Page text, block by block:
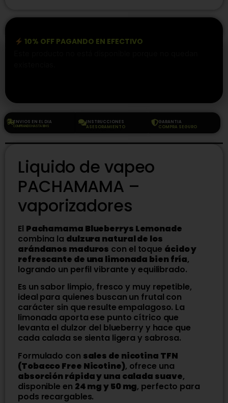
10% OFF PAGANDO EN EFECTIVO
ENVIOS EN EL DIA
COMPRANDO HASTA 18HS
INSTRUCCIONES
ASESORAMIENTO
GARANTIA
COMPRA SEGURO
Liquido de vapeo
PACHAMAMA –
vaporizadores
El Pachamama Blueberrys Lemonade
combina la dulzura natural de los
arándanos maduros con el toque ácido y
refrescante de una limonada bien fría,
logrando un perfil vibrante y equilibrado.
Es un sabor limpio, fresco y muy repetible,
ideal para quienes buscan un frutal con
carácter sin que resulte empalagoso. La
limonada aporta ese punto cítrico que
levanta el dulzor del blueberry y hace que
cada calada se sienta ligera y sabrosa.
Formulado con sales de nicotina TFN
(Tobacco Free Nicotine), ofrece una
absorción rápida y una calada suave,
disponible en 24 mg y 50 mg, perfecto para
pods recargables.